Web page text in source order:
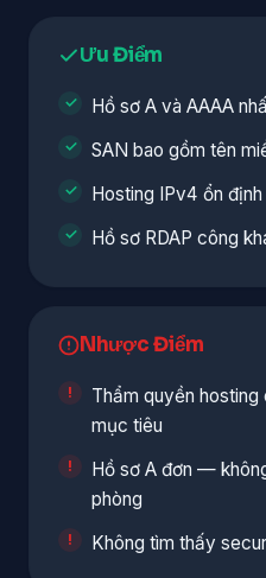
Ưu Điểm
Hồ sơ A và AAAA
SAN bao gồm tên
Hosting IPv4 ổn định
Hồ sơ RDAP công
Nhược Điểm
Thẩm quyền
mục tiêu
Hồ sơ A đơn —
phòng
Không tìm thấy